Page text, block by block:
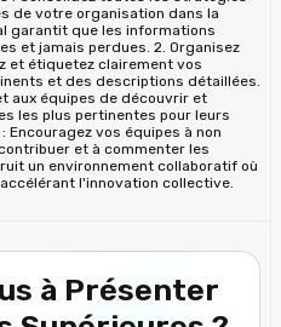
de votre organisation dans la
garantit que les informations
et jamais perdues. 2. Organisez
et étiquetez clairement vos
et des descriptions détaillées.
aux équipes de découvrir et
les plus pertinentes pour leurs
vos équipes à non
et à commenter les
un environnement collaboratif où
l'innovation collective.
à Présenter